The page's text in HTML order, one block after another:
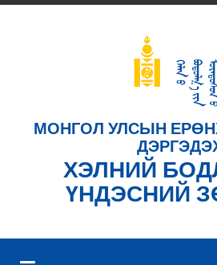
МОНГОЛ УЛСЫН
ХЭЛНИЙ
ҮНДЭСНИЙ